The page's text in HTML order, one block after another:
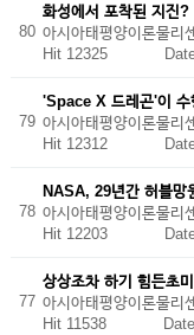
80
화성에서 포착된 지진?
아시아태평양이론물리
Hit 12325
79
'Space X 드레곤'이 수
아시아태평양이론물리
Hit 12312
78
NASA, 29년간 허블망
아시아태평양이론물리
Hit 12203
77
상상조차 하기 힘든초
아시아태평양이론물리
Hit 11538